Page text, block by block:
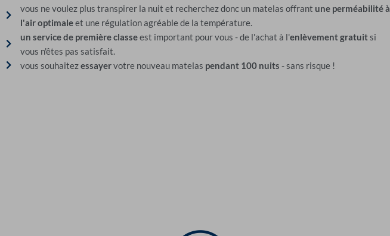
vous ne voulez plus transpirer la nuit et recherchez donc un matelas offrant une perméabilité à
l'air optimaleet une régulation agréable de la température.
un service de première classeest important pour vous - de l'achat à l'enlèvement gratuitsi
vous n'êtes pas satisfait.
vous souhaitezessayervotre nouveau matelas pendant 100 nuits - sans risque !